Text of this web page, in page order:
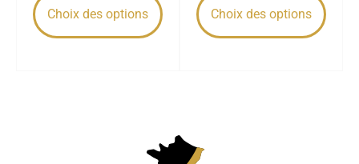
Choix des options Choix des options